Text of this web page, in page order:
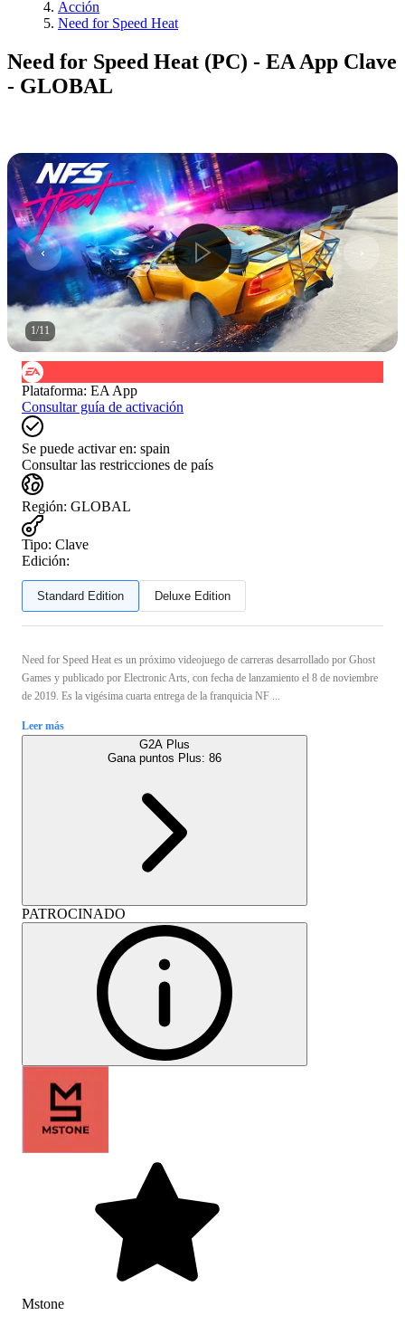
Acción
Need for Speed Heat
Need for Speed Heat (PC) - EA App Clave
- GLOBAL
1/11
Plataforma: EA App
Consultar guía de activación
Se puede activar en: spain
Consultar las restricciones de país
Región: GLOBAL
Tipo: Clave
Edición:
Standard Edition Deluxe Edition
Need for Speed Heat es un próximo videojuego de carreras desarrollado por Ghost
Games y publicado por Electronic Arts, con fecha de lanzamiento el 8 de noviembre
de 2019. Es la vigésima cuarta entrega de la franquicia NF ...
Leer más
G2A Plus
Gana puntos Plus: 86
PATROCINADO
Mstone